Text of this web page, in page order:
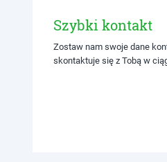
Szybki kontakt
Zostaw nam swoje dane
skontaktuje się z Tobą w